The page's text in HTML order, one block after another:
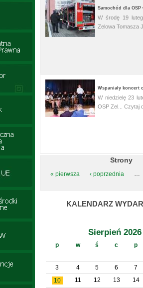
Samochód dla OSP
W środę 19
Zelowa Tomasza
Wspaniały koncert
W niedzielę 23
OSP Zel... Czytaj
Strony
« pierwsza ‹ poprzednia …
KALENDARZ
Sierpień 2026
p w ś c p
3 4 5 6
7
10
11 12 13
14